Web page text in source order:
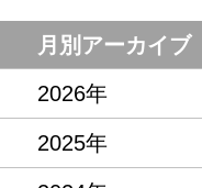
月別アーカイブ
2026年
2025年